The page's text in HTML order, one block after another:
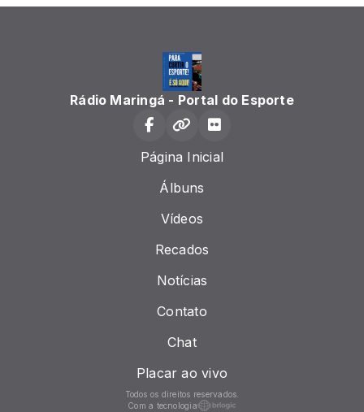
Rádio Maringá - Portal do Esporte
Página Inicial
Álbuns
Vídeos
Recados
Notícias
Contato
Chat
Placar ao vivo
Todos os direitos reservados.
Com a tecnologia